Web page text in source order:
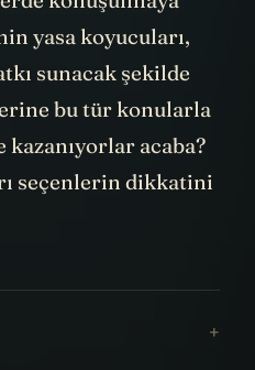
yasa koyucuları,
sunacak şekilde
bu tür konularla
acaba?
seçenlerin dikkatini